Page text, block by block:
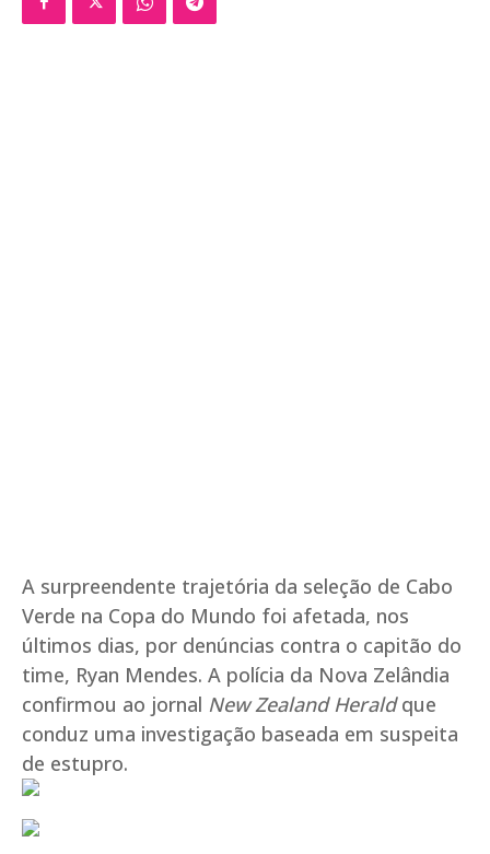
A surpreendente trajetória da seleção de Cabo
Verde na Copa do Mundo foi afetada, nos
últimos dias, por denúncias contra o capitão do
time, Ryan Mendes. A polícia da Nova Zelândia
confirmou ao jornal New Zealand Heraldque
conduz uma investigação baseada em suspeita
de estupro.